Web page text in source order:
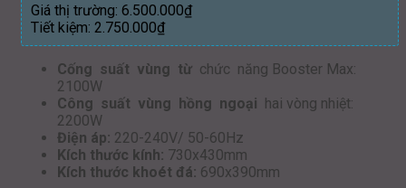
Giá thị trường: 6.500.000₫
Tiết kiệm: 2.750.000₫
Cống suất vùng từ chức năng Booster Max:
2100W
Công suất vùng hồng ngoại hai vòng nhiệt:
2200W
Điện áp: 220-240V/ 50-60Hz
Kích thước kính: 730x430mm
Kích thước khoét đá: 690x390mm